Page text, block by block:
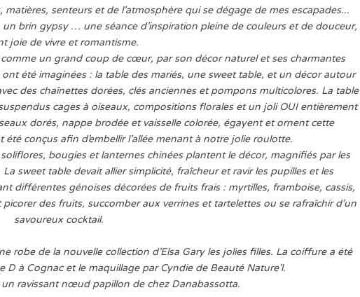
senteurs et de l’atmosphère qui se dégage de mes escapades...
un brin gypsy … une séance d’inspiration pleine de couleurs et de douceur,
joie de vivre et romantisme.
comme un grand coup de cœur, par son décor naturel et ses charmantes
été imaginées : la table des mariés, une sweet table, et un décor autour
des chaînettes dorées, clés anciennes et pompons multicolores. La table
cages à oiseaux, compositions florales et un joli OUI entièrement
dorés, nappe brodée et vaisselle colorée, égayent et ornent cette
conçus afin d’embellir l’allée menant à notre jolie roulotte.
bougies et lanternes chinées plantent le décor, magnifiés par les
La sweet table devait allier simplicité, fraîcheur et ravir les pupilles et les
différentes génoises décorées de fruits frais : myrtilles, framboise, cassis,
des fruits, succomber aux verrines et tartelettes ou se rafraîchir d’un
savoureux cocktail.
robe de la nouvelle collection d’Elsa Gary les jolies filles. La coiffure a été
D à Cognac et le maquillage par Cyndie de Beauté Nature’l.
ravissant nœud papillon de chez Danabassotta.